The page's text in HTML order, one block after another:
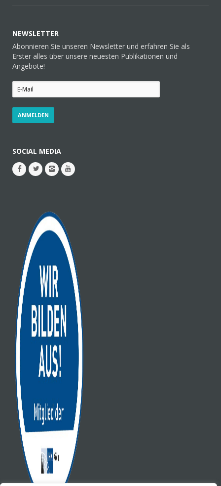
NEWSLETTER
Abonnieren Sie unseren Newsletter und erfahren Sie als
Erster alles über unsere neuesten Publikationen und
Angebote!
SOCIAL MEDIA